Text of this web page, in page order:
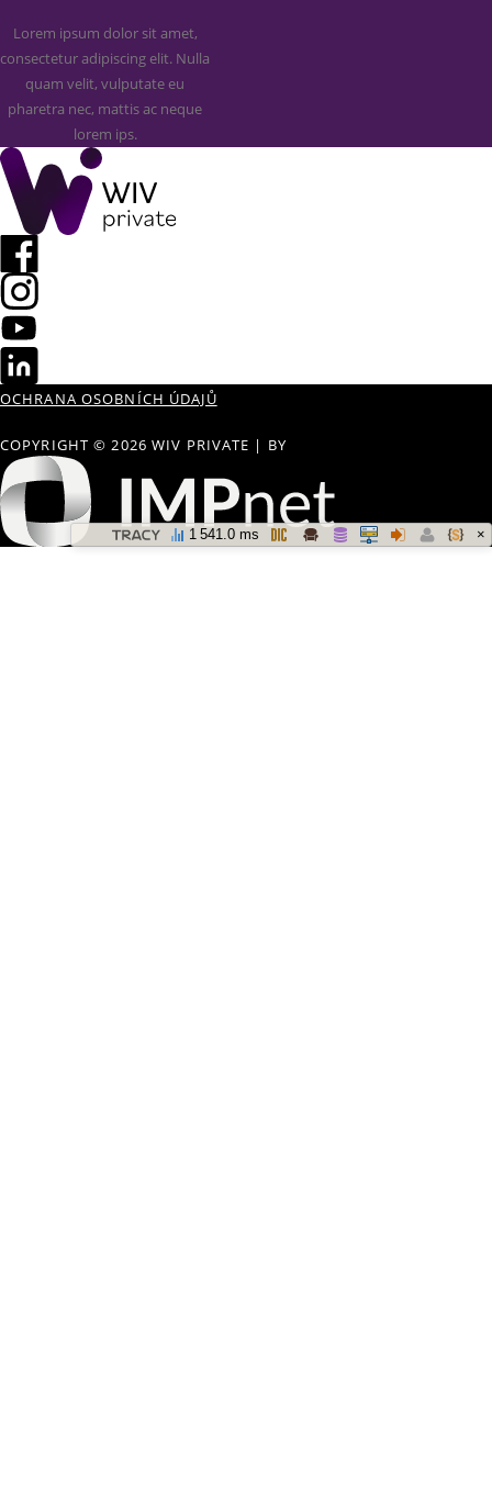
Lorem ipsum dolor sit amet,
consectetur adipiscing elit. Nulla
quam velit, vulputate eu
pharetra nec, mattis ac neque
lorem ips.
OCHRANA OSOBNÍCH ÚDAJŮ
COPYRIGHT © 2026 WIV PRIVATE | BY
1 541.0 ms ×